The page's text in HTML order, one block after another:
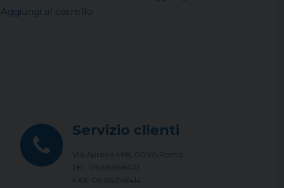
Aggiungi al carrello
Servizio clienti
Via Aurelia 468, 00165 Roma
TEL: 06 66398410
FAX: 06 66398414